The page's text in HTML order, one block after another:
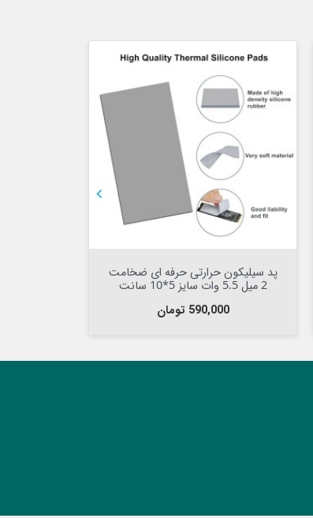

پد سیلیکون حرارتی حرفه ای ضخامت
2 میل 5.5 وات سایز 5*10 سانت
قیمت
590,000 تومان